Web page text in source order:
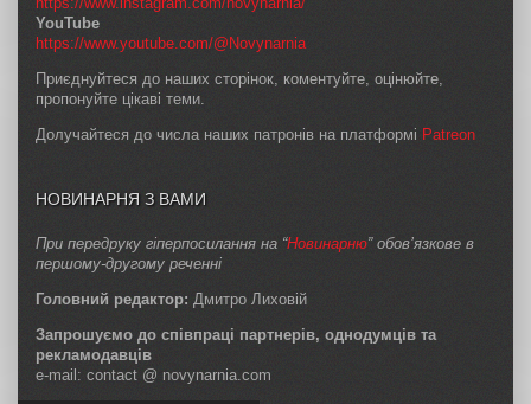
YouTube
https://www.youtube.com/@Novynarnia
Приєднуйтеся до наших сторінок, коментуйте, оцінюйте,
пропонуйте цікаві теми.
Долучайтеся до числа наших патронів на платформі Patreon
НОВИНАРНЯ З ВАМИ
При передруку гіперпосилання на “Новинарню” обов’язкове в
першому-другому реченні
Головний редактор: Дмитро Лиховій
Запрошуємо до співпраці партнерів, однодумців та
рекламодавців
e-mail: contact @ novynarnia.com